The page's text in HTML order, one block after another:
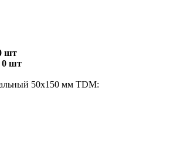
шт
0 шт
50х150 мм TDM: